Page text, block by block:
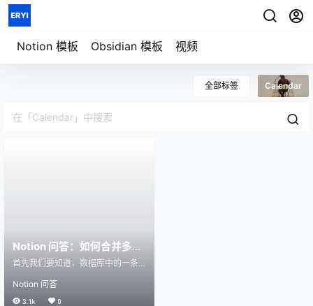
Notion 模板 Obsidian 模板 视频
全部标签 Calendar
Notion 问答：如何合并多个
日历数据库？
首先我们要知道，数据库中的一条
够在日历视图中显示： 同时，一个
日历视图一次只能选择一个 Date 字
Notion 问答
3.1k 0
笔记、任务、项目与人生